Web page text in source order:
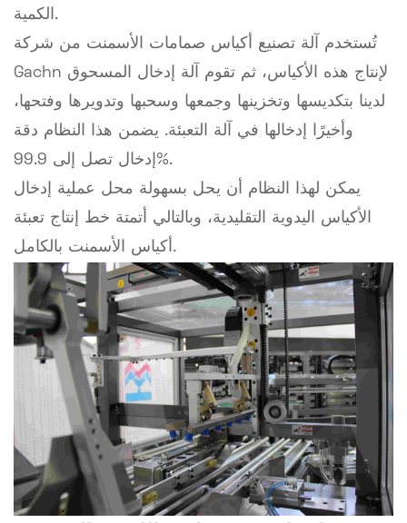
الكمية.
تُستخدم آلة تصنيع أكياس صمامات الأسمنت من شركة
Gachn لإنتاج هذه الأكياس، ثم تقوم آلة إدخال المسحوق
لدينا بتكديسها وتخزينها وجمعها وسحبها وتدويرها وفتحها،
وأخيرًا إدخالها في آلة التعبئة. يضمن هذا النظام دقة
إدخال تصل إلى 99.9%.
يمكن لهذا النظام أن يحل بسهولة محل عملية إدخال
الأكياس اليدوية التقليدية، وبالتالي أتمتة خط إنتاج تعبئة
أكياس الأسمنت بالكامل.